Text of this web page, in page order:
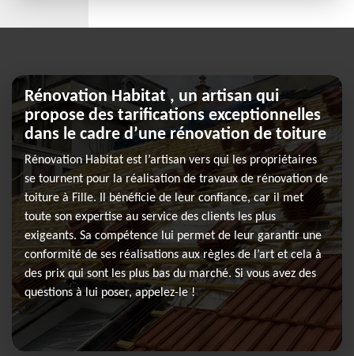
Rénovation Habitat , un artisan qui
propose des tarifications exceptionnelles
dans le cadre d’une rénovation de toiture
Rénovation Habitat est l’artisan vers qui les propriétaires
se tournent pour la réalisation de travaux de rénovation de
toiture à Fille. Il bénéficie de leur confiance, car il met
toute son expertise au service des clients les plus
exigeants. Sa compétence lui permet de leur garantir une
conformité de ses réalisations aux règles de l’art et cela à
des prix qui sont les plus bas du marché. Si vous avez des
questions à lui poser, appelez-le !